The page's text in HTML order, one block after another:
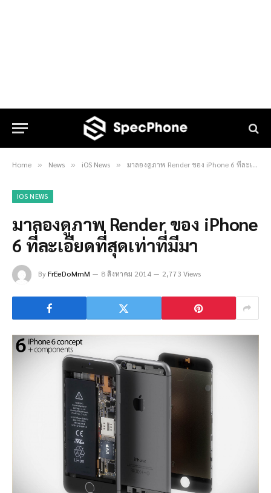
Home » News » iOS News » มาลองดูภาพ Render ของ iPhone 6 ที่ละเอียดที่สุดเท่าที่มีมา
IOS NEWS
มาลองดูภาพ Render ของ iPhone
6 ที่ละเอียดที่สุดเท่าที่มีมา
ByFrEeDoMmM 8 สิงหาคม 2014 2,773 Views